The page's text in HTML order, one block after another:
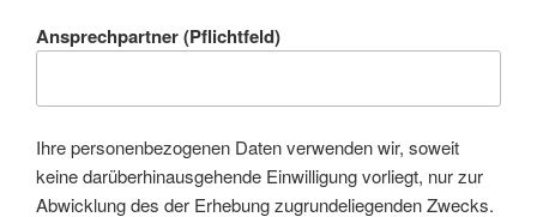
Ansprechpartner (Pflichtfeld)
Ihre personenbezogenen Daten verwenden wir, soweit
keine darüberhinausgehende Einwilligung vorliegt, nur zur
Abwicklung des der Erhebung zugrundeliegenden Zwecks.